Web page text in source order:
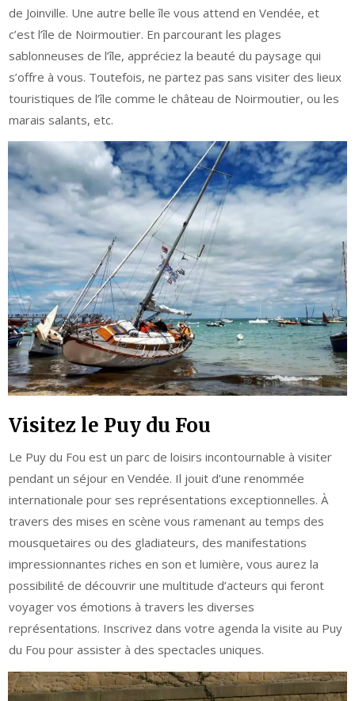
de Joinville. Une autre belle île vous attend en Vendée, et
c’est l’île de Noirmoutier. En parcourant les plages
sablonneuses de l’île, appréciez la beauté du paysage qui
s’offre à vous. Toutefois, ne partez pas sans visiter des lieux
touristiques de l’île comme le château de Noirmoutier, ou les
marais salants, etc.
Visitez le Puy du Fou
Le Puy du Fou est un parc de loisirs incontournable à visiter
pendant un séjour en Vendée. Il jouit d’une renommée
internationale pour ses représentations exceptionnelles. À
travers des mises en scène vous ramenant au temps des
mousquetaires ou des gladiateurs, des manifestations
impressionnantes riches en son et lumière, vous aurez la
possibilité de découvrir une multitude d’acteurs qui feront
voyager vos émotions à travers les diverses
représentations. Inscrivez dans votre agenda la visite au Puy
du Fou pour assister à des spectacles uniques.